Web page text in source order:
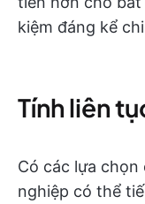
kiệm đáng kể
Tính liên
Có các lựa
nghiệp có thể